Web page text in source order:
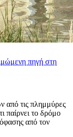
πηγή στη
από τις πλημμύρες
παίρνει το δρόμο
από τον